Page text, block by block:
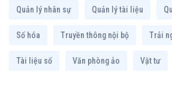
Quản lý nhân sự Quản lý tài liệu
Số hóa Truyền thông nội bộ Trải
Tài liệu số Văn phòng ảo Vật tư